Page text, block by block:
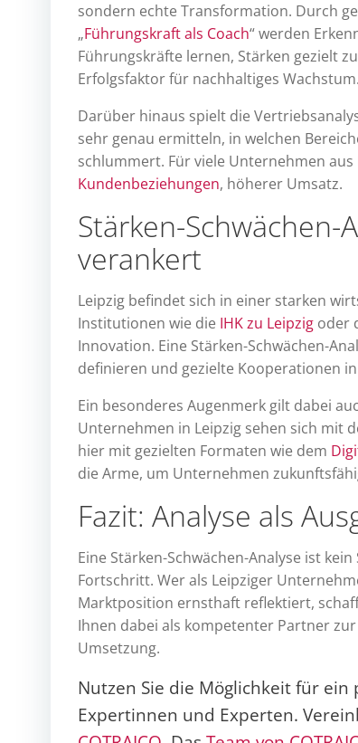
sondern echte Transformation. Durch
„Führungskraft als Coach“ werden
Führungskräfte lernen, Stärken gezielt
Erfolgsfaktor für nachhaltiges Wachstum.
Darüber hinaus spielt die
sehr genau ermitteln, in welchen
schlummert. Für viele Unternehmen
Kundenbeziehungen, höherer Umsatz.
Stärken-
verankert
Leipzig befindet sich in einer starken
Institutionen wie die IHK zu Leipzig oder
Innovation. Eine Stärken-Schwächen-
definieren und gezielte Kooperationen
Ein besonderes Augenmerk gilt dabei
Unternehmen in Leipzig sehen sich mit
hier mit gezielten Formaten wie dem
die Arme, um Unternehmen
Fazit: Analyse als
Eine Stärken-Schwächen-Analyse ist
Fortschritt. Wer als Leipziger
Marktposition ernsthaft reflektiert,
Ihnen dabei als kompetenter Partner
Umsetzung.
Nutzen Sie die Möglichkeit für
Expertinnen und Experten.